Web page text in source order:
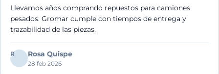
Llevamos años comprando repuestos para camiones
pesados. Gromar cumple con tiempos de entrega y
trazabilidad de las piezas.
R Rosa Quispe
28 feb 2026